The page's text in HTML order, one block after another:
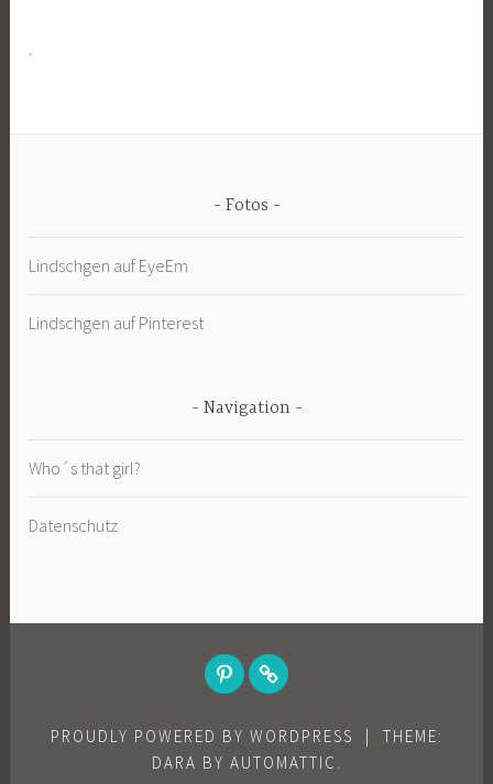
Fotos
Lindschgen auf EyeEm
Lindschgen auf Pinterest
Navigation
Who´s that girl?
Datenschutz
PINTEREST
EYEEM
PROUDLY POWERED BY WORDPRESS |
THEME:
DARA BY AUTOMATTIC .